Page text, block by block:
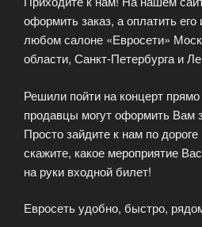
оформить заказ, а оплатить
любом салоне «Евросети»
области, Санкт-Петербурга и
Решили пойти на концерт
продавцы могут оформить Вам
Просто зайдите к нам по
скажите, какое мероприятие
на руки входной билет!
Евросеть удобно, быстро,